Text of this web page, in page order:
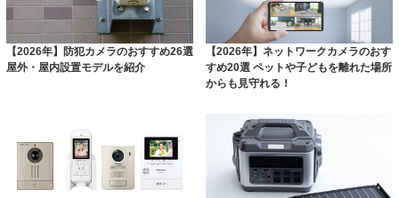
【2026年】防犯カメラのおすすめ26選
屋外・屋内設置モデルを紹介
【2026年】ネットワークカメラのおす
すめ20選 ペットや子どもを離れた場所
からも見守れる！